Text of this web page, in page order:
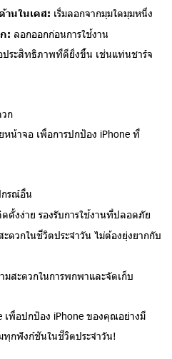
นในเคส: เริ่มลอกจากมุมใดมุมหนึ่ง
: ลอกออกก่อนการใช้งาน
ประสิทธิภาพที่ดียิ่งขึ้น เช่นแท่นชาร์จ
ก
หน้าจอ เพื่อการปกป้อง iPhone ที่
กรณ์อื่น
ตั้งง่าย รองรับการใช้งานที่ปลอดภัย
ะดวกในชีวิตประจำวัน ไม่ต้องยุ่งยากกับ
มสะดวกในการพกพาและจัดเก็บ
เพื่อปกป้อง iPhone ของคุณอย่างมี
กฟังก์ชันในชีวิตประจำวัน!